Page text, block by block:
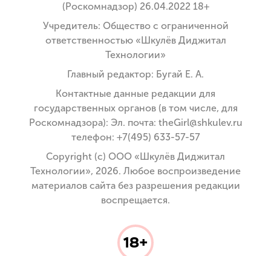
(Роскомнадзор) 26.04.2022 18+
Учредитель: Общество с ограниченной
ответственностью «Шкулёв Диджитал
Технологии»
Главный редактор: Бугай Е. А.
Контактные данные редакции для
государственных органов (в том числе, для
Роскомнадзора): Эл. почта: theGirl@shkulev.ru
телефон: +7(495) 633-57-57
Copyright (с) ООО «Шкулёв Диджитал
Технологии», 2026. Любое воспроизведение
материалов сайта без разрешения редакции
воспрещается.
18+